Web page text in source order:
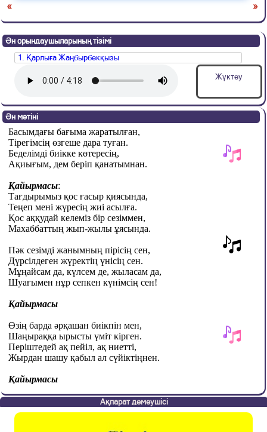
« »
Ән орындаушыларының тізімі
1. Қарлыға Жаңбырбекқызы
Жүктеу
Ән мәтіні
Басымдағы бағыма жаратылған,
Тірегімсің өзгеше дара туған.
Беделімді биікке көтересің,
Ақиығым, дем беріп қанатымнан.
Қайырмасы:
Тағдырымыз қос ғасыр қиясында,
Теңеп мені жүресің жиі асылға.
Қос аққудай келеміз бір сезіммен,
Махаббаттың жып-жылы ұясында.
Пәк сезімді жанымның пірісің сен,
Дүрсілдеген жүректің үнісің сен.
Мұңайсам да, күлсем де, жыласам да,
Шуағымен нұр сепкен күнімсің сен!
Қайырмасы
Өзің барда әрқашан биікпін мен,
Шаңыраққа ырысты үміт кірген.
Періштедей ақ пейіл, ақ ниетті,
Жырдан шашу қабыл ал сүйіктіңнен.
Қайырмасы
Ақпарат демеушісі